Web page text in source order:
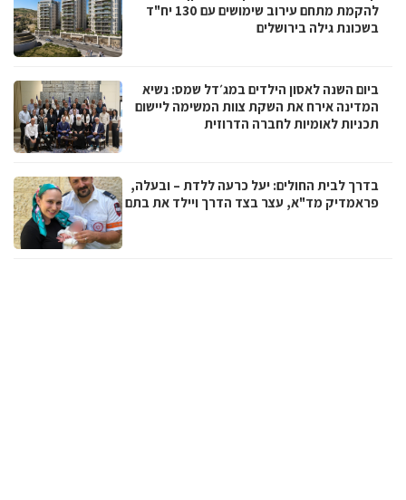
להקמת מתחם עירוב שימושים עם 130 יח"ד
בשכונת גילה בירושלים
ביום השנה לאסון הילדים במג׳דל שמס: נשיא
המדינה אירח את השקת צוות המשימה ליישום
תכניות לאומיות לחברה הדרוזית
בדרך לבית החולים: יעל כרעה ללדת – ובעלה,
פראמדיק מד"א, עצר בצד הדרך ויילד את בתם